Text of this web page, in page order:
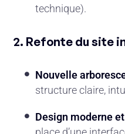
technique).
2. Refonte du site
Nouvelle
structure claire,
Design moderne